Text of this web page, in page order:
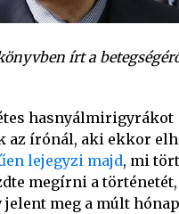
írt a
hasnyálmirigyrákot
az írónál, aki ekkor
lejegyzi majd, mi
megírni a
meg a múlt